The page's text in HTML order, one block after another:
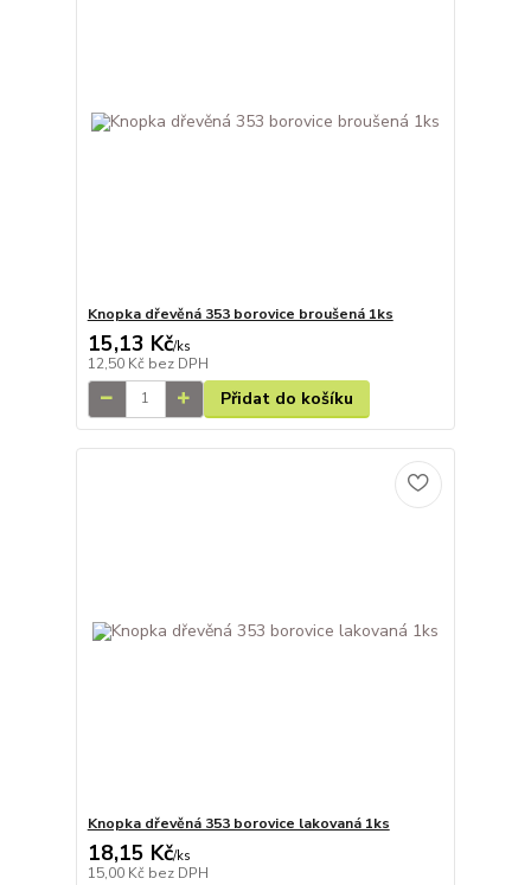
Knopka dřevěná 353 borovice broušená 1ks
15,13 Kč/ks
12,50 Kč bez DPH
Přidat do košíku
Knopka dřevěná 353 borovice lakovaná 1ks
18,15 Kč/ks
15,00 Kč bez DPH